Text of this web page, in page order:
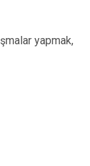
yapmak,